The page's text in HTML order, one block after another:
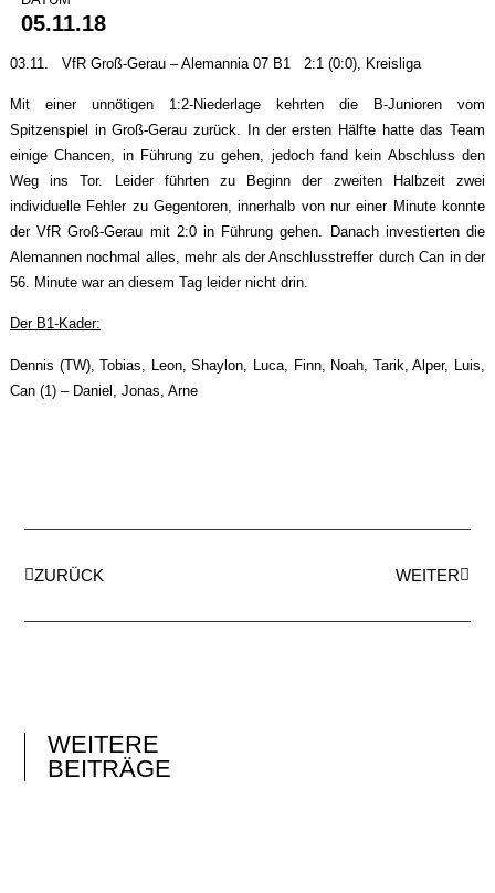
05.11.18
03.11. VfR Groß-Gerau – Alemannia 07 B1 2:1 (0:0), Kreisliga
Mit einer unnötigen 1:2-Niederlage kehrten die B-Junioren vom
Spitzenspiel in Groß-Gerau zurück. In der ersten Hälfte hatte das Team
einige Chancen, in Führung zu gehen, jedoch fand kein Abschluss den
Weg ins Tor. Leider führten zu Beginn der zweiten Halbzeit zwei
individuelle Fehler zu Gegentoren, innerhalb von nur einer Minute konnte
der VfR Groß-Gerau mit 2:0 in Führung gehen. Danach investierten die
Alemannen nochmal alles, mehr als der Anschlusstreffer durch Can in der
56. Minute war an diesem Tag leider nicht drin.
Der B1-Kader:
Dennis (TW), Tobias, Leon, Shaylon, Luca, Finn, Noah, Tarik, Alper, Luis,
Can (1) – Daniel, Jonas, Arne
ZURÜCK WEITER
WEITERE
BEITRÄGE